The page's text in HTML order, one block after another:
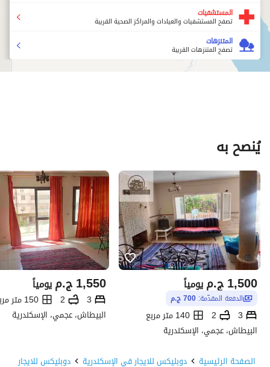
المستشفيات
تصفح المستشفيات والعيادات والمراكز الصحية القريبة
المتنزهات
تصفح المتنزهات القريبة
يُنصح به
ج.م1,500 يومياً
الدفعة المقدّمة: 700 ج.م
3
2
140 متر مربع
البيطاش، عجمي، الإسكندرية
ج.م1,550 يومياً
3
2
150 متر مربع
البيطاش، عجمي، الإسكندرية
الصفحة الرئيسية دوبليكس للايجار في الإسكندرية دوبليكس للايجار